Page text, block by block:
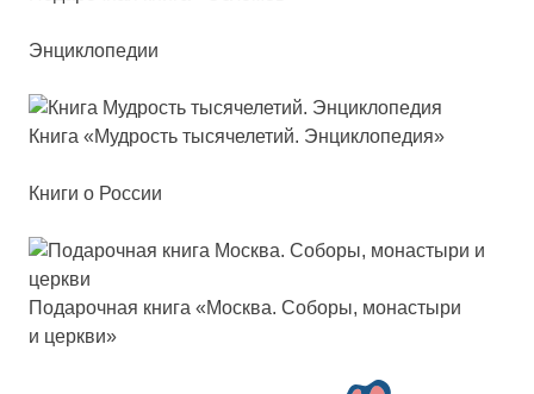
Энциклопедии
Кни­га «Муд­рость ты­ся­че­ле­тий. Энцик­ло­пе­дия»
Книги о России
Пода­роч­ная кни­га «Мос­ква. Собо­ры, мо­нас­ты­ри
и цер­кви»